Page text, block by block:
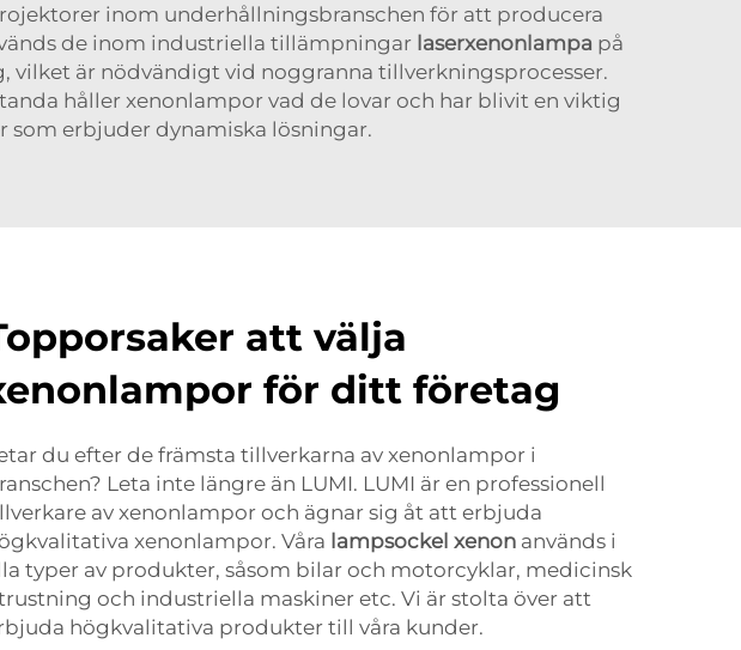
inom underhållningsbranschen för att producera
de inom industriella tillämpningar laserxenonlampa på
är nödvändigt vid noggranna tillverkningsprocesser.
håller xenonlampor vad de lovar och har blivit en viktig
erbjuder dynamiska lösningar.
att välja
för ditt företag
du efter de främsta tillverkarna av xenonlampor i
Leta inte längre än LUMI. LUMI är en professionell
av xenonlampor och ägnar sig åt att erbjuda
xenonlampor. Våra lampsockel xenon används i
typer av produkter, såsom bilar och motorcyklar, medicinsk
och industriella maskiner etc. Vi är stolta över att
högkvalitativa produkter till våra kunder.